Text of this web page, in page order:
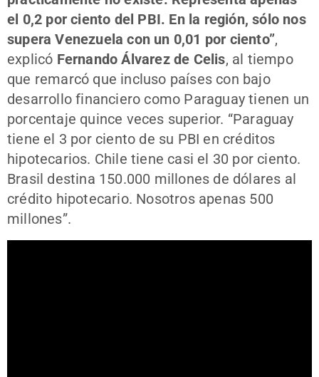
el 0,2 por ciento del PBI. En la región, sólo nos
supera Venezuela con un 0,01 por ciento”,
explicó Fernando Álvarez de Celis, al tiempo
que remarcó que incluso países con bajo
desarrollo financiero como Paraguay tienen un
porcentaje quince veces superior. “Paraguay
tiene el 3 por ciento de su PBI en créditos
hipotecarios. Chile tiene casi el 30 por ciento.
Brasil destina 150.000 millones de dólares al
crédito hipotecario. Nosotros apenas 500
millones”.